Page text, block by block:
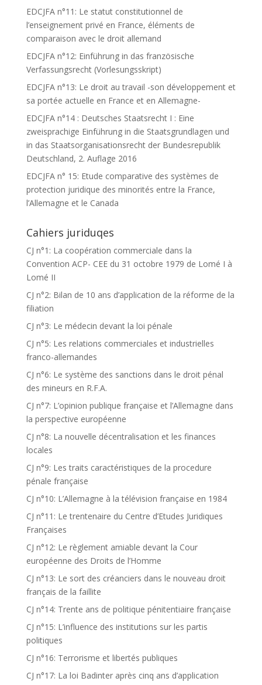
EDCJFA n°11: Le statut constitutionnel de
l’enseignement privé en France, éléments de
comparaison avec le droit allemand
EDCJFA n°12: Einführung in das französische
Verfassungsrecht (Vorlesungsskript)
EDCJFA n°13: Le droit au travail -son développement et
sa portée actuelle en France et en Allemagne-
EDCJFA n°14 : Deutsches Staatsrecht I : Eine
zweisprachige Einführung in die Staatsgrundlagen und
in das Staatsorganisationsrecht der Bundesrepublik
Deutschland, 2. Auflage 2016
EDCJFA n° 15: Etude comparative des systèmes de
protection juridique des minorités entre la France,
l’Allemagne et le Canada
Cahiers juriduqes
CJ n°1: La coopération commerciale dans la
Convention ACP- CEE du 31 octobre 1979 de Lomé I à
Lomé II
CJ n°2: Bilan de 10 ans d’application de la réforme de la
filiation
CJ n°3: Le médecin devant la loi pénale
CJ n°5: Les relations commerciales et industrielles
franco-allemandes
CJ n°6: Le système des sanctions dans le droit pénal
des mineurs en R.F.A.
CJ n°7: L’opinion publique française et l’Allemagne dans
la perspective européenne
CJ n°8: La nouvelle décentralisation et les finances
locales
CJ n°9: Les traits caractéristiques de la procedure
pénale française
CJ n°10: L’Allemagne à la télévision française en 1984
CJ n°11: Le trentenaire du Centre d’Etudes Juridiques
Françaises
CJ n°12: Le règlement amiable devant la Cour
européenne des Droits de l’Homme
CJ n°13: Le sort des créanciers dans le nouveau droit
français de la faillite
CJ n°14: Trente ans de politique pénitentiaire française
CJ n°15: L’influence des institutions sur les partis
politiques
CJ n°16: Terrorisme et libertés publiques
CJ n°17: La loi Badinter après cinq ans d’application